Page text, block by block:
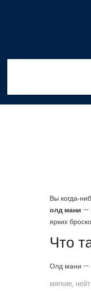
Вы
олд мани —
ярких
Что
Олд мани —
мягкие,